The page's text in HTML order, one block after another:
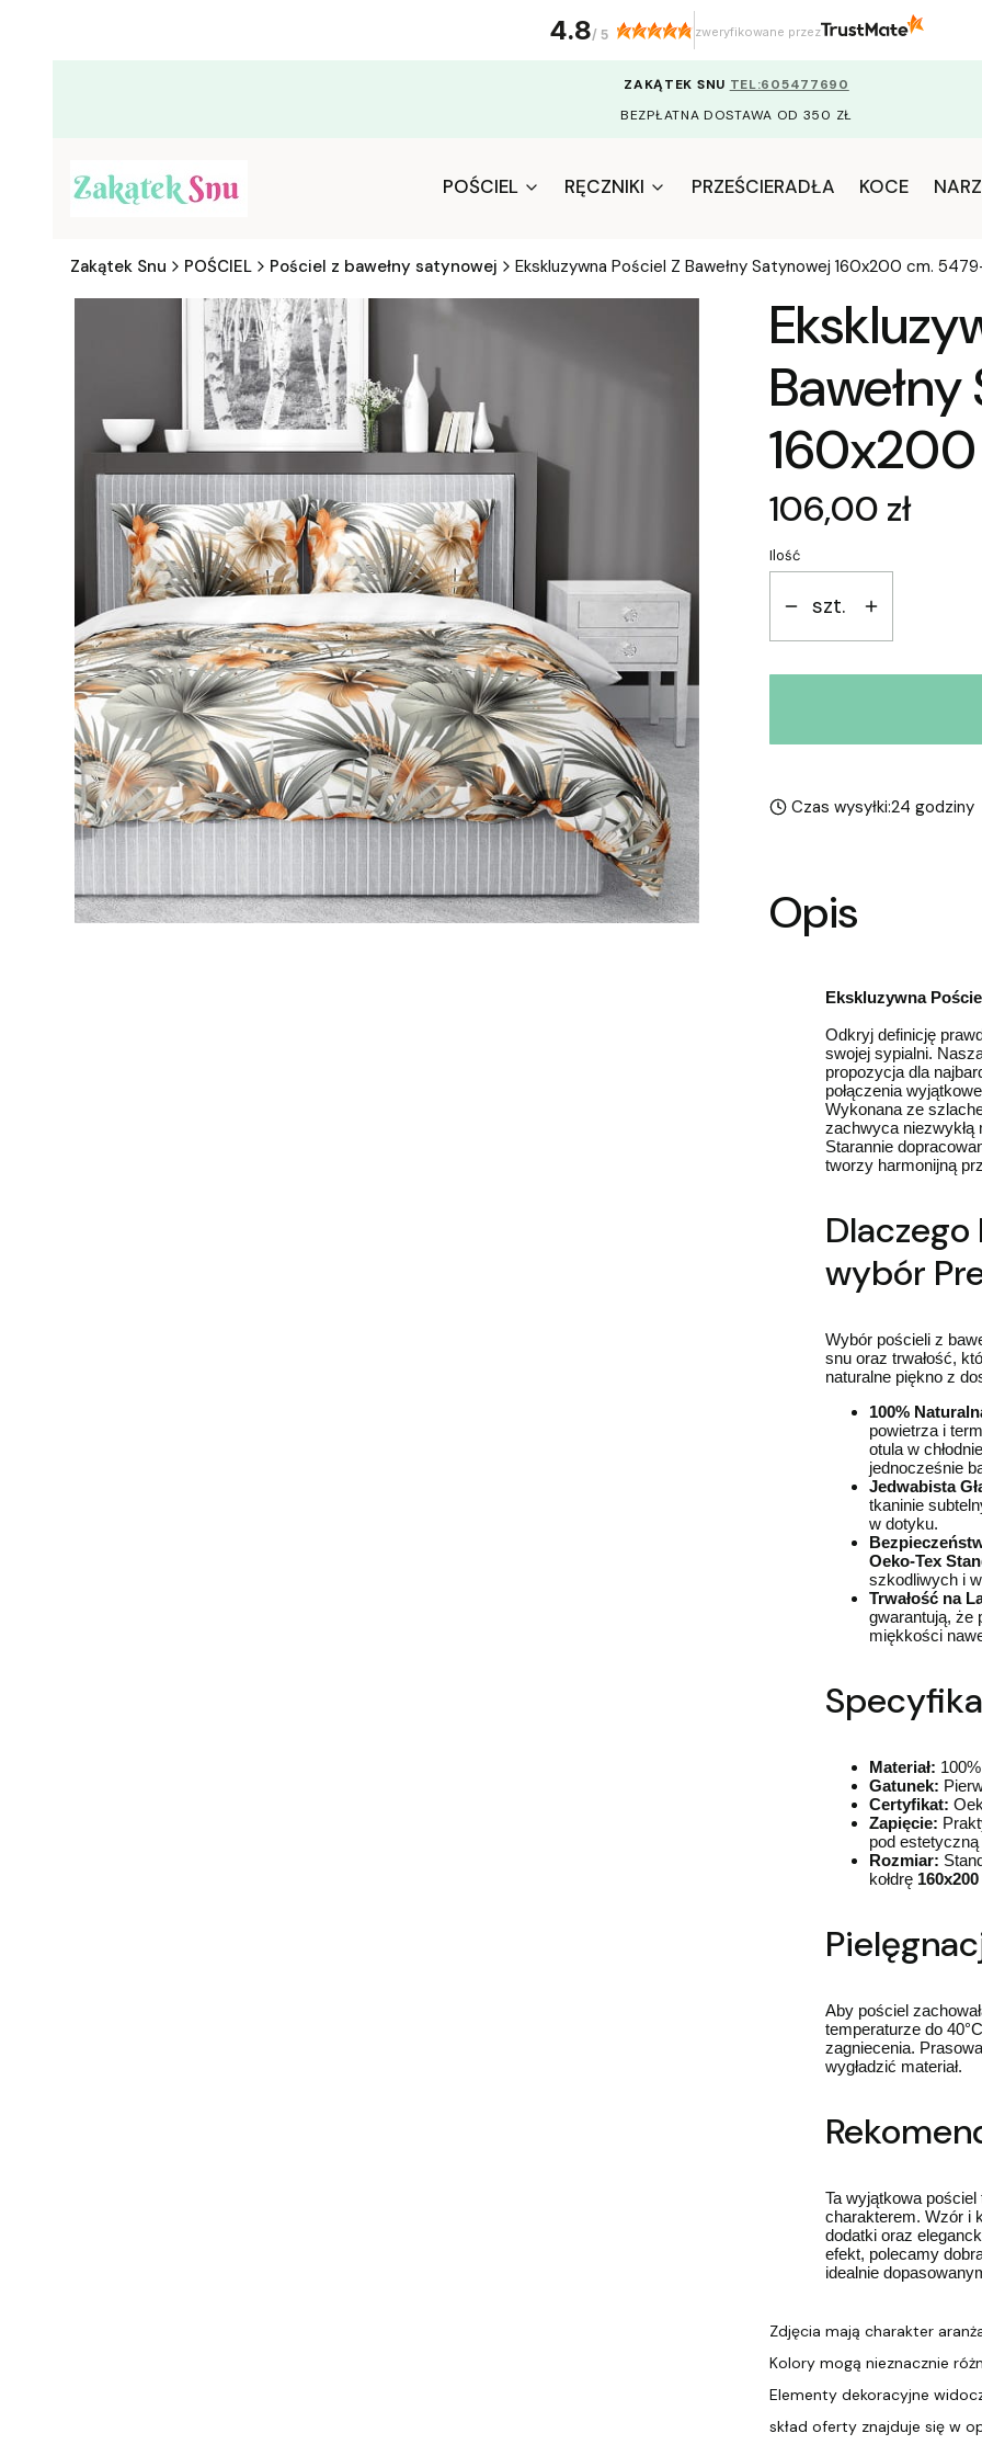
ZAKĄTEK SNU TEL:605477690
BEZPŁATNA DOSTAWA OD 350 ZŁ
POŚCIEL RĘCZNIKI PRZEŚCIERADŁA KOCE
Zakątek Snu POŚCIEL Pościel z bawełny satynowej Ekskluzywna Pościel Z Bawełny Satynowej 160x200 cm.
Cena
106,00 zł
Ilość
szt.
Czas wysyłki:24 godziny
Opis
Ekskluzywna
Odkryj definicję
swojej sypialni.
propozycja dla
połączenia
Wykonana ze
zachwyca niezwykłą
Starannie
tworzy harmonijną
Dlaczego
wybór
Wybór pościeli z
snu oraz trwałość,
naturalne piękno z
100%
powietrza i
otula w
jednocześnie
Jedwabista
tkaninie
w dotyku.
Oeko-Tex
szkodliwych i
Trwałość na
gwarantują, że
miękkości
Materiał:
Gatunek:
Certyfikat:
Zapięcie:
pod estetyczną
Rozmiar:
kołdrę
Aby pościel
temperaturze do
zagniecenia.
wygładzić materiał.
Ta wyjątkowa pościel
charakterem. Wzór i
dodatki oraz
efekt, polecamy
idealnie
Zdjęcia mają charakter
Kolory mogą nieznacznie
Elementy dekoracyjne
skład oferty znajduje się w
4.8/ 5 zweryfikowane przez